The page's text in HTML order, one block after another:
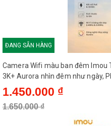
ĐANG SẴN HÀNG
Camera Wifi màu ban đêm Imou
3K+ Aurora nhìn đêm như ngày,
hợp
1.450.000 ₫
1.650.000 ₫